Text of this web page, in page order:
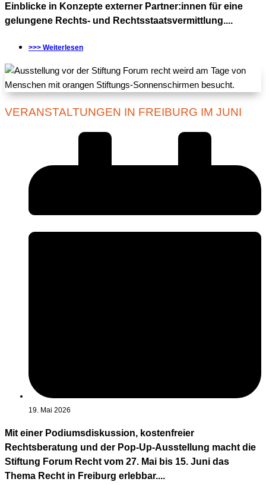
Einblicke in Konzepte externer Partner:innen für eine
gelungene Rechts- und Rechtsstaatsvermittlung....
>>> Weiterlesen
VERANSTALTUNGEN IN FREIBURG IM JUNI
19. Mai 2026
Mit einer Podiumsdiskussion, kostenfreier
Rechtsberatung und der Pop-Up-Ausstellung macht die
Stiftung Forum Recht vom 27. Mai bis 15. Juni das
Thema Recht in Freiburg erlebbar....